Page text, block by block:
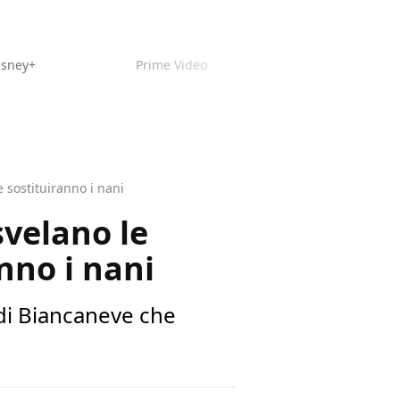
Prime Video
sostituiranno i nani
le
i nani
Biancaneve che